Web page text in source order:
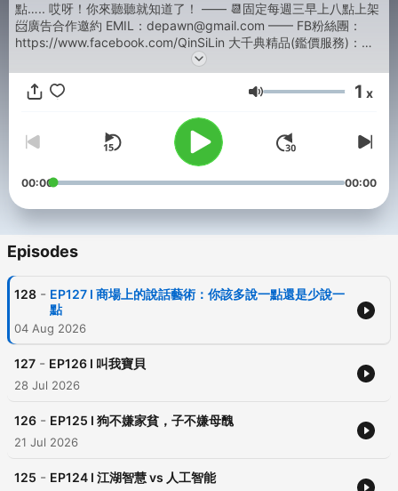
點….. 哎呀！你來聽聽就知道了！ —— 📆固定每週三早上八點上架
📨廣告合作邀約 EMIL：depawn@gmail.com —— FB粉絲團：
https://www.facebook.com/QinSiLin 大千典精品(鑑價服務)：
https://www.facebook.com/Depawnshop —— 🎧 製作團隊 🎧
出 品 人：大千典精品 主 持 人：秦嗣林(秦老闆) 書法藝術：莊錦華
後製團隊：聲動創意 -- Hosting provided bySoundOn
Volume 1 x
00:00 00:00
Episodes
128 - EP127 I 商場上的說話藝術：你該多說一點還是少說一
點
04 Aug 2026
127 - EP126 I 叫我寶貝
28 Jul 2026
126 - EP125 I 狗不嫌家貧，子不嫌母醜
21 Jul 2026
125 - EP124 I 江湖智慧 vs 人工智能